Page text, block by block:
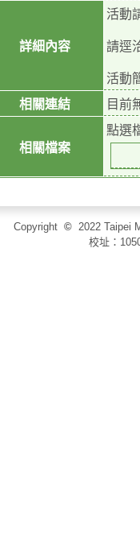
詳細內容
活動
請逕
活動
相關連結
目前
相關檔案
點選
Copyright © 2022 Taipei
校址：